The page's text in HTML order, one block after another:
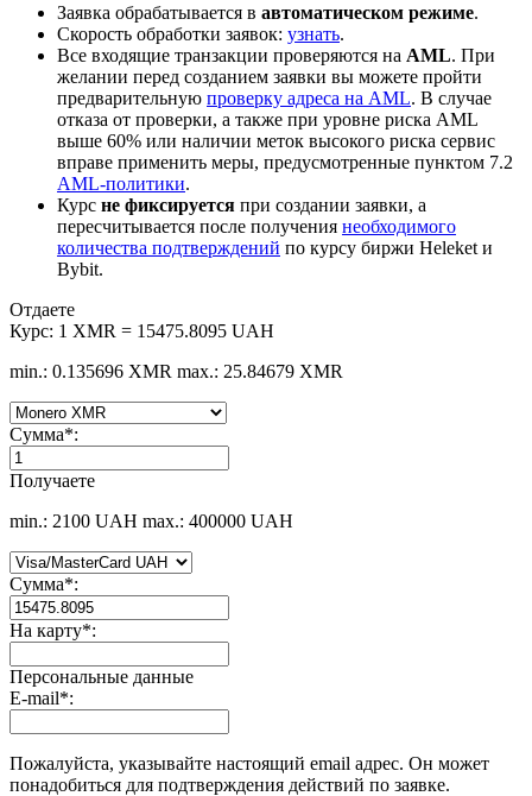
Заявка обрабатывается в автоматическом режиме.
Скорость обработки заявок: узнать.
Все входящие транзакции проверяются на AML. При
желании перед созданием заявки вы можете пройти
предварительную проверку адреса на AML. В случае
отказа от проверки, а также при уровне риска AML
выше 60% или наличии меток высокого риска сервис
вправе применить меры, предусмотренные пунктом 7.2
AML-политики.
Курс не фиксируется при создании заявки, а
пересчитывается после получения необходимого
количества подтверждений по курсу биржи Heleket и
Bybit.
Отдаете
Курс: 1 XMR = 15475.8095 UAH
min.: 0.135696 XMR max.: 25.84679 XMR
Сумма*:
Получаете
min.: 2100 UAH max.: 400000 UAH
Сумма*:
На карту*:
Персональные данные
E-mail*:
Пожалуйста, указывайте настоящий email адрес. Он может
понадобиться для подтверждения действий по заявке.